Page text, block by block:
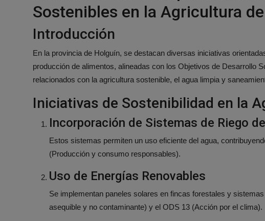
Sostenibles en la Agricultura
Introducción
En la provincia de Holguín, se destacan diversas iniciativas
producción de alimentos, alineadas con los Objetivos de Desarrollo
relacionados con la agricultura sostenible, el agua limpia y
Iniciativas de Sostenibilidad en la
Incorporación de Sistemas de Riego
Estos sistemas permiten un uso eficiente del agua,
(Producción y consumo responsables).
Uso de Energías Renovables
Se implementan paneles solares en fincas forestales y
asequible y no contaminante) y el ODS 13 (Acción por el clima).